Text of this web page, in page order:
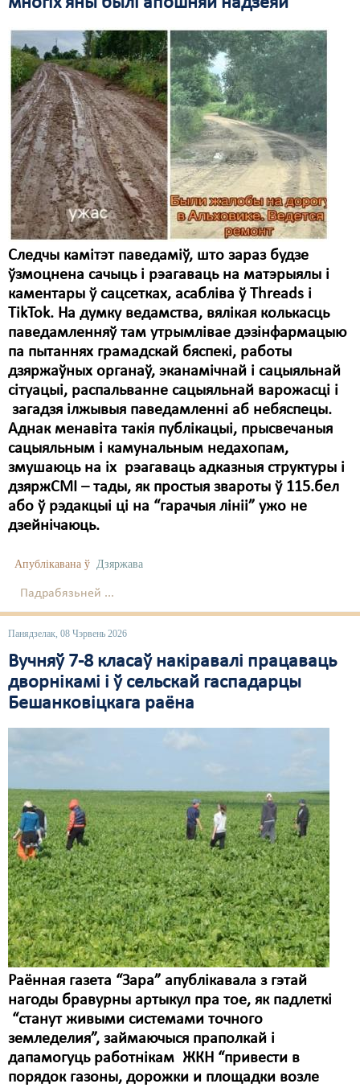
Следчы камітэт паведаміў, што зараз будзе
ўзмоцнена сачыць і рэагаваць на матэрыялы і
каментары ў сацсетках, асабліва ў Threads і
TikTok. На думку ведамства, вялікая колькасць
паведамленняў там утрымлівае дэзінфармацыю
па пытаннях грамадскай бяспекі, работы
дзяржаўных органаў, эканамічнай і сацыяльнай
сітуацыі, распальванне сацыяльнай варожасці і
загадзя ілжывыя паведамленні аб небяспецы.
Аднак менавіта такія публікацыі, прысвечаныя
сацыяльным і камунальным недахопам,
змушаюць на іх рэагаваць адказныя структуры і
дзяржСМІ – тады, як простыя звароты ў 115.бел
або ў рэдакцыі ці на “гарачыя лініі” ужо не
дзейнічаюць.
Апублікавана ў Дзяржава
Падрабязьней ...
Панядзелак, 08 Чэрвень 2026
Вучняў 7-8 класаў накіравалі працаваць
дворнікамі і ў сельскай гаспадарцы
Бешанковіцкага раёна
Раённая газета “Зара” апублікавала з гэтай
нагоды бравурны артыкул пра тое, як падлеткі
“станут живыми системами точного
земледелия”, займаючыся праполкай і
дапамогуць работнікам ЖКН “привести в
порядок газоны, дорожки и площадки возле